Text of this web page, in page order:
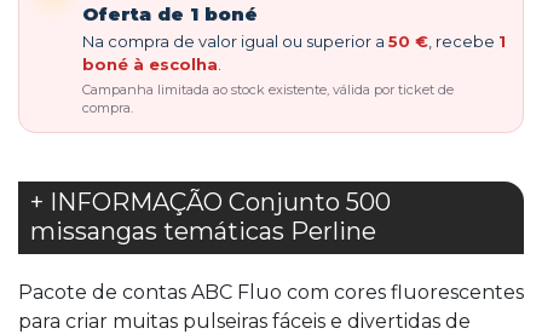
Oferta de 1 boné
Na compra de valor igual ou superior a 50 € , recebe 1
boné à escolha
Campanha limitada ao stock existente, válida por ticket de
compra.
+ INFORMAÇÃO Conjunto 500
missangas temáticas Perline
Pacote de contas ABC Fluo com cores fluorescentes
para criar muitas pulseiras fáceis e divertidas de